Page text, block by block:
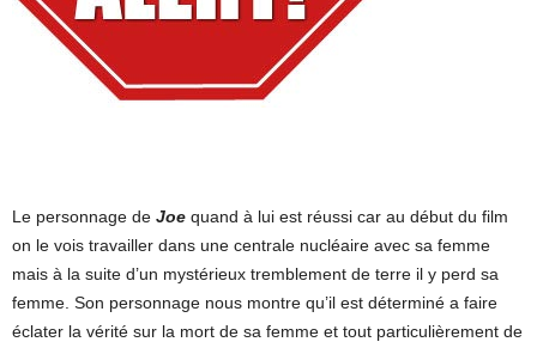
Le personnage de Joe quand à lui est réussi car au début du film
on le vois travailler dans une centrale nucléaire avec sa femme
mais à la suite d’un mystérieux tremblement de terre il y perd sa
femme. Son personnage nous montre qu’il est déterminé a faire
éclater la vérité sur la mort de sa femme et tout particulièrement de